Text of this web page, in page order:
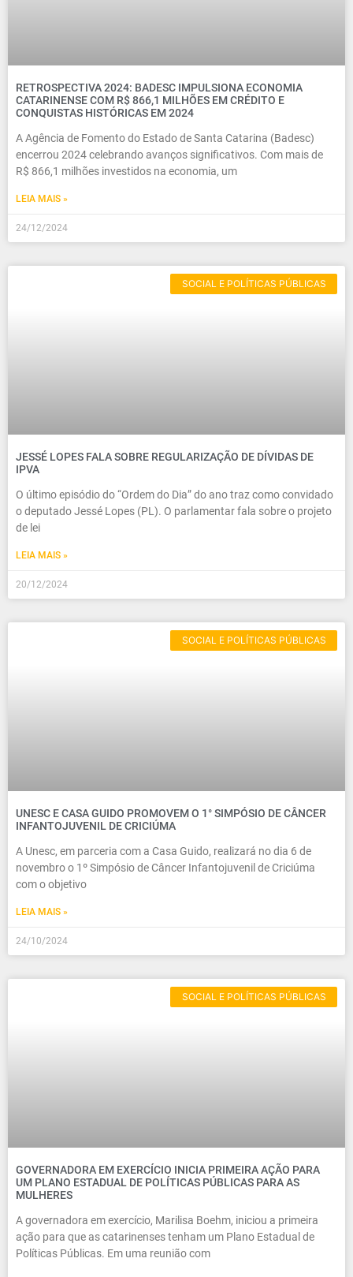
RETROSPECTIVA 2024: BADESC IMPULSIONA ECONOMIA
CATARINENSE COM R$ 866,1 MILHÕES EM CRÉDITO E
CONQUISTAS HISTÓRICAS EM 2024
A Agência de Fomento do Estado de Santa Catarina (Badesc)
encerrou 2024 celebrando avanços significativos. Com mais de
R$ 866,1 milhões investidos na economia, um
LEIA MAIS »
24/12/2024
SOCIAL E POLÍTICAS PÚBLICAS
JESSÉ LOPES FALA SOBRE REGULARIZAÇÃO DE DÍVIDAS DE
IPVA
O último episódio do “Ordem do Dia” do ano traz como convidado
o deputado Jessé Lopes (PL). O parlamentar fala sobre o projeto
de lei
LEIA MAIS »
20/12/2024
SOCIAL E POLÍTICAS PÚBLICAS
UNESC E CASA GUIDO PROMOVEM O 1° SIMPÓSIO DE CÂNCER
INFANTOJUVENIL DE CRICIÚMA
A Unesc, em parceria com a Casa Guido, realizará no dia 6 de
novembro o 1º Simpósio de Câncer Infantojuvenil de Criciúma
com o objetivo
LEIA MAIS »
24/10/2024
SOCIAL E POLÍTICAS PÚBLICAS
GOVERNADORA EM EXERCÍCIO INICIA PRIMEIRA AÇÃO PARA
UM PLANO ESTADUAL DE POLÍTICAS PÚBLICAS PARA AS
MULHERES
A governadora em exercício, Marilisa Boehm, iniciou a primeira
ação para que as catarinenses tenham um Plano Estadual de
Políticas Públicas. Em uma reunião com